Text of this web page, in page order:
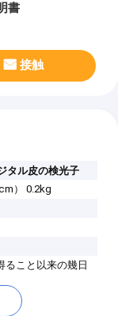
書
接触
タル皮の検光子
） 0.2kg
ること以来の幾日